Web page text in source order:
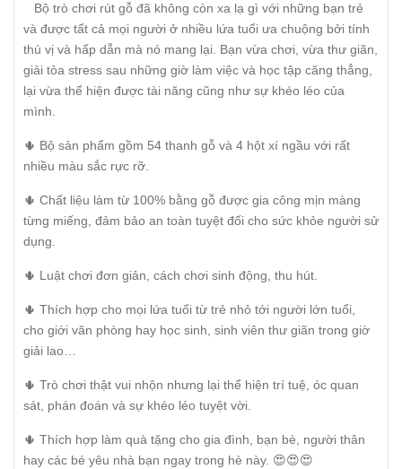
Bộ trò chơi rút gỗ đã không còn xa lạ gì với những bạn trẻ
và được tất cả mọi người ở nhiều lứa tuổi ưa chuộng bởi tính
thú vị và hấp dẫn mà nó mang lại. Bạn vừa chơi, vừa thư giãn,
giải tỏa stress sau những giờ làm việc và học tập căng thẳng,
lại vừa thể hiện được tài năng cũng như sự khéo léo của
mình.
🌵 Bộ sản phẩm gồm 54 thanh gỗ và 4 hột xí ngầu với rất
nhiều màu sắc rực rỡ.
🌵 Chất liệu làm từ 100% bằng gỗ được gia công mịn màng
từng miếng, đảm bảo an toàn tuyệt đối cho sức khỏe người sử
dụng.
🌵 Luật chơi đơn giản, cách chơi sinh động, thu hút.
🌵 Thích hợp cho mọi lứa tuổi từ trẻ nhỏ tới người lớn tuổi,
cho giới văn phòng hay học sinh, sinh viên thư giãn trong giờ
giải lao…
🌵 Trò chơi thật vui nhộn nhưng lại thể hiện trí tuệ, óc quan
sát, phán đoán và sự khéo léo tuyệt vời.
🌵 Thích hợp làm quà tặng cho gia đình, bạn bè, người thân
hay các bé yêu nhà bạn ngay trong hè này. 😍😍😍